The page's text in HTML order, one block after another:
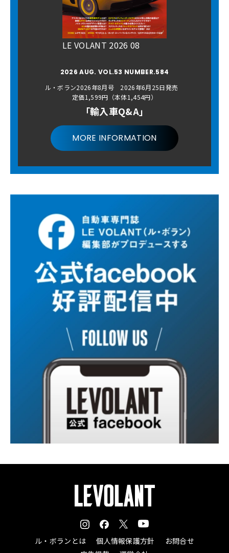
LE VOLANT 2026 08
2026 AUG. VOL.53 NUMBER.584
ル・ボラン2026年8月号 2026年6月25日発売
定価1,599円（本体1,454円）
「輸入車Q&A」
MORE INFORMATION
ル・ボランとは 個人情報保護方針
お問合せ